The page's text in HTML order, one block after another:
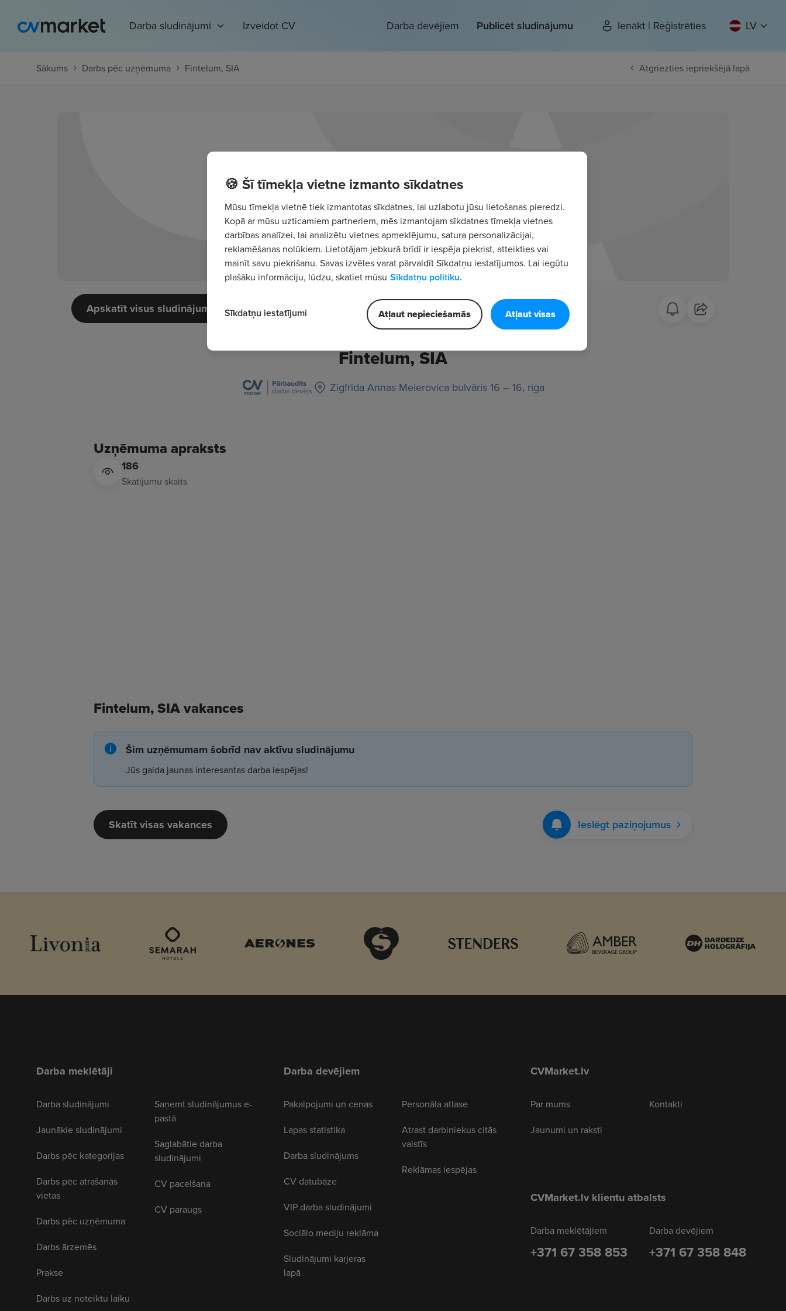
Darba sludinājumi Izveidot CV Darba devējiem Publicēt sludinājumu Ienākt | Reģistrēties LV
Sākums Darbs pēc uzņēmuma Fintelum, SIA Atgriezties iepriekšējā lapā
Apskatīt visus sludinājumus
Fintelum, SIA
Zigfrīda Annas Meierovica bulvāris 16 – 16, riga
Uzņēmuma apraksts
186
Skatījumu skaits
Fintelum, SIA vakances
Šim uzņēmumam šobrīd nav aktīvu sludinājumu
Jūs gaida jaunas interesantas darba iespējas!
Skatīt visas vakances Ieslēgt paziņojumus
Darba meklētāji
Darba sludinājumi
Jaunākie sludinājumi
Darbs pēc kategorijas
Darbs pēc atrašanās
vietas
Darbs pēc uzņēmuma
Darbs ārzemēs
Prakse
Darbs uz noteiktu laiku
Saņemt sludinājumus e-
pastā
Saglabātie darba
sludinājumi
CV pacelšana
CV paraugs
Darba devējiem
Pakalpojumi un cenas
Lapas statistika
Darba sludinājums
CV datubāze
VIP darba sludinājumi
Sociālo mediju reklāma
Sludinājumi karjeras
lapā
Personāla atlase
Atrast darbiniekus citās
valstīs
Reklāmas iespējas
CVMarket.lv
Par mums
Jaunumi un raksti
Kontakti
CVMarket.lv klientu atbalsts
Darba meklētājiem
+371 67 358 853
Darba devējiem
+371 67 358 848
🍪 Šī tīmekļa vietne izmanto sīkdatnes
Mūsu tīmekļa vietnē tiek izmantotas sīkdatnes, lai uzlabotu jūsu lietošanas pieredzi.
Kopā ar mūsu uzticamiem partneriem, mēs izmantojam sīkdatnes tīmekļa vietnes
darbības analīzei, lai analizētu vietnes apmeklējumu, satura personalizācijai,
reklamēšanas nolūkiem. Lietotājam jebkurā brīdī ir iespēja piekrist, atteikties vai
mainīt savu piekrišanu. Savas izvēles varat pārvaldīt Sīkdatņu iestatījumos. Lai iegūtu
plašāku informāciju, lūdzu, skatiet mūsu Sīkdatņu politiku.
Sīkdatņu iestatījumi Atļaut nepieciešamās Atļaut visas